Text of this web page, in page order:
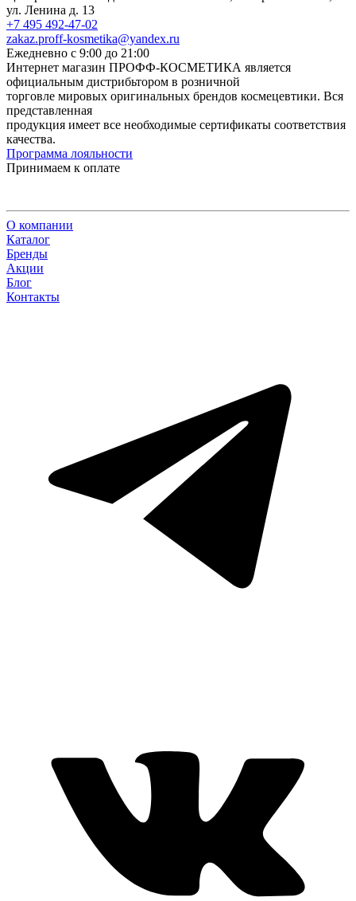
ул. Ленина д. 13
+7 495 492-47-02
zakaz.proff-kosmetika@yandex.ru
Ежедневно с 9:00 до 21:00
Интернет магазин ПРОФФ-КОСМЕТИКА является
официальным дистрибьтором в розничной
торговле мировых оригинальных брендов космецевтики. Вся
представленная
продукция имеет все необходимые сертификаты соответствия
качества.
Программа лояльности
Принимаем к оплате
О компании
Каталог
Бренды
Акции
Блог
Контакты